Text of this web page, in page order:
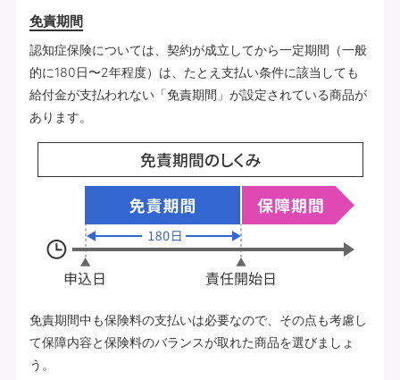
免責期間
認知症保険については、契約が成立してから一定期間（一般
的に180日〜2年程度）は、たとえ支払い条件に該当しても
給付金が支払われない「免責期間」が設定されている商品が
あります。
免責期間中も保険料の支払いは必要なので、その点も考慮し
て保障内容と保険料のバランスが取れた商品を選びましょ
う。